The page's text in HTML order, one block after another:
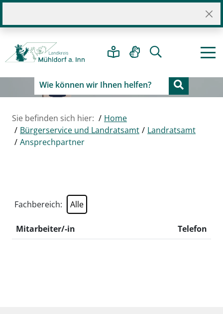
Sie befinden sich hier:
Home
Bürgerservice und Landratsamt
Landratsamt
Ansprechpartner
Fachbereich:
Mitarbeiter/-in Telefon